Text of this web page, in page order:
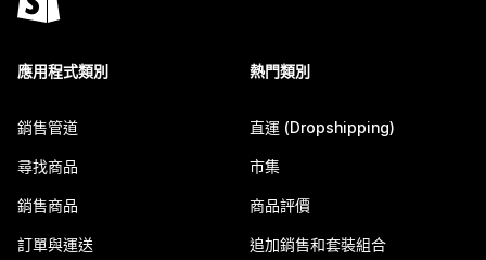
應用程式類別
銷售管道
尋找商品
銷售商品
訂單與運送
熱門類別
直運 (Dropshipping)
市集
商品評價
追加銷售和套裝組合